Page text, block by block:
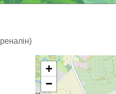
+
−